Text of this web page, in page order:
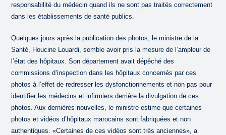
responsabilité du médecin quand ils ne sont pas traités correctement
dans les établissements de santé publics.
Quelques jours après la publication des photos, le ministre de la
Santé, Houcine Louardi, semble avoir pris la mesure de l’ampleur de
l’état des hôpitaux. Son département avait dépêché des
commissions d’inspection dans les hôpitaux concernés par ces
photos à l’effet de redresser les dysfonctionnements et non pas pour
identifier les médecins et infirmiers derrière la divulgation de ces
photos. Aux dernières nouvelles, le ministre estime que certaines
photos et vidéos d’hôpitaux marocains sont fabriquées et non
authentiques. «Certaines de ces vidéos sont très anciennes», a